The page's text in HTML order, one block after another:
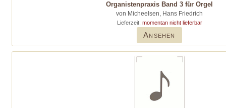
Organistenpraxis Band 3 für Orgel
von Micheelsen, Hans Friedrich
Lieferzeit: momentan nicht lieferbar
Ansehen